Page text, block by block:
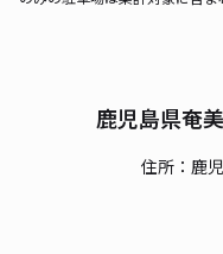
鹿児島県奄
住所：鹿